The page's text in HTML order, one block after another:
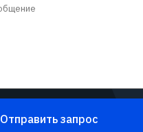
Отправить запрос